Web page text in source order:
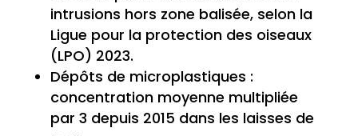
intrusions hors zone balisée, selon la
Ligue pour la protection des oiseaux
(LPO) 2023.
Dépôts de microplastiques :
concentration moyenne multipliée
par 3 depuis 2015 dans les laisses de